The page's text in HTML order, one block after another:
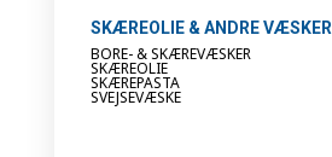
SKÆREOLIE & ANDRE VÆSKER
BORE- & SKÆREVÆSKER
SKÆREOLIE
SKÆREPASTA
SVEJSEVÆSKE